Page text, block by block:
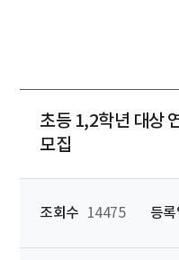
초등 1,2학년 대상
모집
조회수 14475 등록